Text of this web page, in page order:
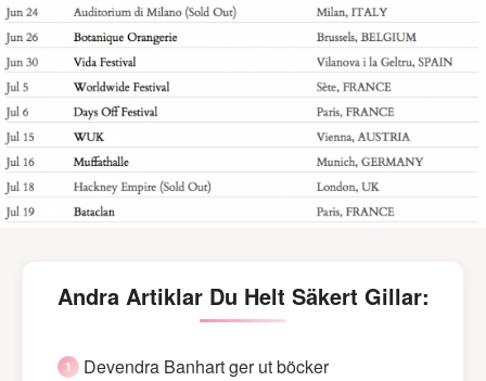
Andra Artiklar Du Helt Säkert Gillar:
Devendra Banhart ger ut böcker